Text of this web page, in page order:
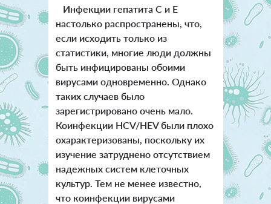
Инфекции гепатита С и Е
настолько распространены, что,
если исходить только из
статистики, многие люди должны
быть инфицированы обоими
вирусами одновременно. Однако
таких случаев было
зарегистрировано очень мало.
Коинфекции HCV/HEV были плохо
охарактеризованы, поскольку их
изучение затруднено отсутствием
надежных систем клеточных
культур. Тем не менее известно,
что коинфекции вирусами